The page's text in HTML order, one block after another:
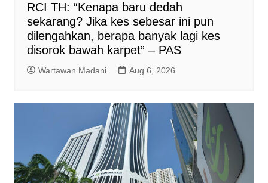
RCI TH: “Kenapa baru dedah
sekarang? Jika kes sebesar ini pun
dilengahkan, berapa banyak lagi kes
disorok bawah karpet” – PAS
Wartawan Madani Aug 6, 2026